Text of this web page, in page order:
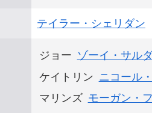
テイラー・シェリダン
ジョー ゾーイ・サル
ケイトリン ニコール
マリンズ モーガン・